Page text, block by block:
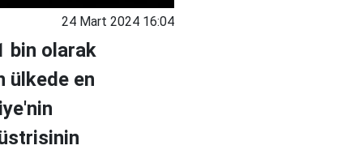
24 Mart 2024 16:04
bin olarak
ülkede en